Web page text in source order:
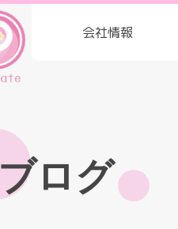
会社情報
ブログ